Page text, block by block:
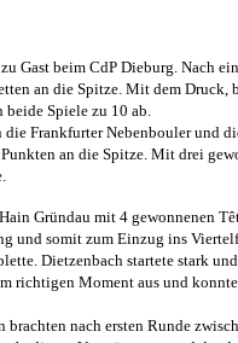
Gast beim CdP Dieburg. Nach
an die Spitze. Mit dem
Spiele zu 10 ab.
Frankfurter Nebenbouler und
an die Spitze. Mit drei
Gründau mit 4 gewonnenen
und somit zum Einzug ins
Dietzenbach startete stark
richtigen Moment aus und
nach ersten Runde